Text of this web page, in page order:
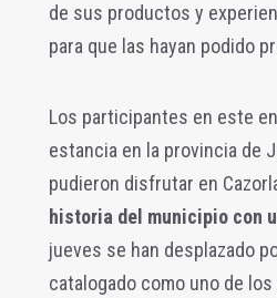
de sus productos y
para que las hayan podido
Los participantes en este
estancia en la provincia de
pudieron disfrutar en
historia del municipio con
jueves se han desplazado
catalogado como uno de